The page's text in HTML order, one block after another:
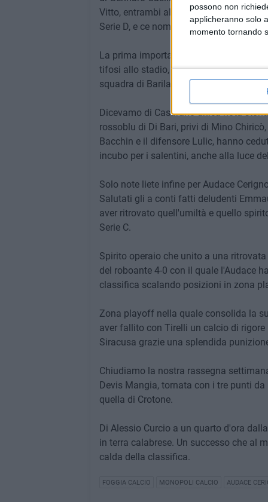
possono non
applicheranno solo
momento tornando
Vitto, entrambi al momento al timone
Serie D, e ce nominalmente ha in
La prima importantissima missione del
tifosi allo stadio, oltre che
squadra di Barilari.
Dicevamo di Casarano unica nota
rossoblu di Di Bari, privi di Mino
Bacchin e il difensore Lulic, hanno
incubo per i salentini, anche alla luce
Solo note liete infine per Audace
Salutati gli a conti fatti deludenti
aver ritrovato quell'umiltà e quello
Serie C.
Spirito operaio che unito a una
del roboante 4-0 con il quale l'Audace
classifica scalando posizioni in zona
Zona playoff nella quale consolida la
aver fallito con Tirelli un calcio di
Siracusa grazie una splendida
Chiudiamo la nostra rassegna
Devis Mangia, tornata con i tre punti
quella di Crotone.
Di Alessio Curcio a un quarto d'ora
in terra calabrese. Un successo che al
calda della classifica.
FOGGIA CALCIO MONOPOLI CALCIO AUDACE